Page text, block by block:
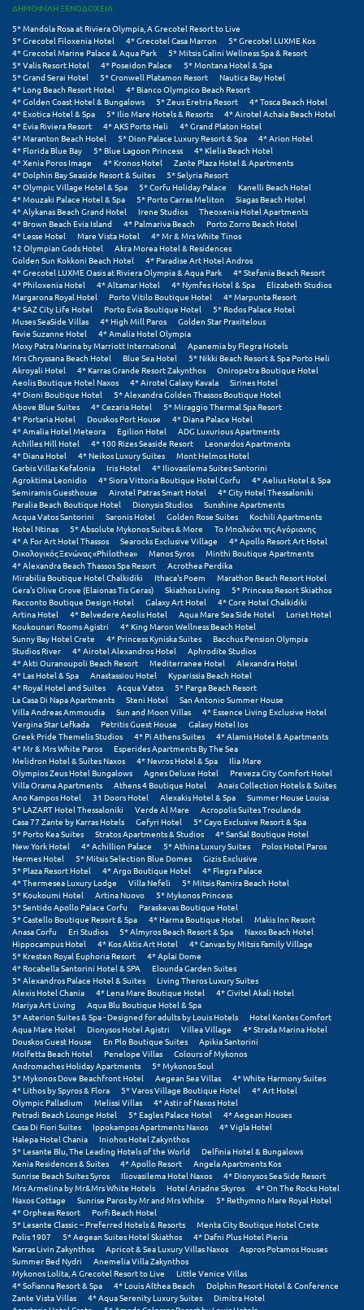
Σκόπελος
Σκύρος
Σούνιο
Σπάρτη
Σπέτσες
Σποράδες
Σύβοτα
Σύμη
Σύρος
Σχοινούσα
Τ
Τζουμέρκα
Τήνος
Τολό
Τριζόνια Φωκίδος
Τρίκαλα
Τρίκαλα Κορινθίας
Τρίπολη
Τυρός
Υ
Ύδρα
Φ
Φιλιατρά Μεσσηνίας
Φλώρινα
Φοινικούντα
Χ
Χαλκίδα
Χαλκιδική
Χανιά
Χερσόνησος
Χερσόνησος Άθως
Χίος
Χράνοι Μεσσηνίας
Ψ
Ψαθόπυργος
ΔΗΜΟΦΙΛΗ ΞΕΝΟΔΟΧΕΙΑ
5* Mandola Rosa at Riviera Olympia, A Grecotel Resort to Live
5* Grecotel Filoxenia Hotel
4* Grecotel Casa Marron
5* Grecotel LUXME Kos
4* Grecotel Marine Palace & Aqua Park
5* Mitsis Galini Wellness Spa & Resort
5* Valis Resort Hotel
4* Poseidon Palace
5* Montana Hotel & Spa
5* Grand Serai Hotel
5* Cronwell Platamon Resort
Nautica Bay Hotel
4* Long Beach Resort Hotel
4* Bianco Olympico Beach Resort
4* Golden Coast Hotel & Bungalows
5* Zeus Eretria Resort
4* Tosca Beach Hotel
4* Exotica Hotel & Spa
5* Ilio Mare Hotels & Resorts
4* Airotel Achaia Beach Hotel
4* Evia Riviera Resort
4* AKS Porto Heli
4* Grand Platon Hotel
4* Maranton Beach Hotel
5* Dion Palace Luxury Resort & Spa
4* Arion Hotel
4* Florida Blue Bay
5* Blue Lagoon Princess
4* Klelia Beach Hotel
4* Xenia Poros Image
4* Kronos Hotel
Zante Plaza Hotel & Apartments
4* Dolphin Bay Seaside Resort & Suites
5* Selyria Resort
4* Olympic Village Hotel & Spa
5* Corfu Holiday Palace
Kanelli Beach Hotel
4* Mouzaki Palace Hotel & Spa
5* Porto Carras Meliton
Siagas Beach Hotel
4* Alykanas Beach Grand Hotel
Irene Studios
Theoxenia Hotel Apartments
4* Brown Beach Evia Island
4* Palmariva Beach
Porto Zorro Beach Hotel
4* Lesse Hotel
Mare Vista Hotel
4* Mr & Mrs White Tinos
12 Olympian Gods Hotel
Akra Morea Hotel & Residences
Golden Sun Kokkoni Beach Hotel
4* Paradise Art Hotel Andros
4* Grecotel LUXME Oasis at Riviera Olympia & Aqua Park
4* Stefania Beach Resort
4* Philoxenia Hotel
4* Altamar Hotel 4* Nymfes Hotel & Spa
Elizabeth Studios
Margarona Royal Hotel
Porto Vitilo Boutique Hotel
4* Marpunta Resort
4* SAZ City Life Hotel
Porto Evia Boutique Hotel
5* Rodos Palace Hotel
Muses SeaSide Villas
4* High Mill Paros
Golden Star Praxitelous
Favie Suzanne Hotel
4* Amalia Hotel Olympia
Moxy Patra Marina by Marriott International
Apanemia by Flegra Hotels
Mrs Chryssana Beach Hotel
Blue Sea Hotel
5* Nikki Beach Resort & Spa Porto Heli
Akroyali Hotel
4* Karras Grande Resort Zakynthos
Oniropetra Boutique Hotel
Aeolis Boutique Hotel Naxos
4* Airotel Galaxy Kavala
Sirines Hotel
4* Dioni Boutique Hotel
5* Alexandra Golden Thassos Boutique Hotel
Above Blue Suites
4* Cezaria Hotel
5* Miraggio Thermal Spa Resort
4* Portaria Hotel
Douskos Port House
4* Diana Palace Hotel
4* Amalia Hotel Meteora
Egilion Hotel
ADG Luxurious Apartments
Achilles Hill Hotel
4* 100 Rizes Seaside Resort
Leonardos Apartments
4* Diana Hotel
4* Neikos Luxury Suites
Mont Helmos Hotel
Garbis Villas Kefalonia
Iris Hotel
4* Iliovasilema Suites Santorini
Agroktima Leonidio
4* Siora Vittoria Boutique Hotel Corfu
4* Aelius Hotel & Spa
Semiramis Guesthouse
Airotel Patras Smart Hotel
4* City Hotel Thessaloniki
Paralia Beach Boutique Hotel
Dionysis Studios
Sunshine Apartments
Acqua Vatos Santorini
Saronis Hotel Golden Rose Suites
Kochili Apartments
Hotel Ntinas
5* Absolute Mykonos Suites & More
Το Μπαλκόνι της Αγόριανης
4* A For Art Hotel Thassos
Searocks Exclusive Village
4* Apollo Resort Art Hotel
Οικολογικός Ξενώνας «Philothea»
Manos Syros
Minthi Boutique Apartments
4* Alexandra Beach Thassos Spa Resort
Acrothea Perdika
Mirabilia Boutique Hotel Chalkidiki
Ithaca's Poem
Marathon Beach Resort Hotel
Gera's Olive Grove (Elaionas Tis Geras)
Skiathos Living
5* Princess Resort Skiathos
Racconto Boutique Design Hotel
Galaxy Art Hotel
4* Core Hotel Chalkidiki
Artina Hotel
4* Belvedere Aeolis Hotel Aqua Mare Sea Side Hotel
Loriet Hotel
Koukounari Rooms Agistri
4* King Maron Wellness Beach Hotel
Sunny Bay Hotel Crete
4* Princess Kyniska Suites
Bacchus Pension Olympia
Studios River
4* Airotel Alexandros Hotel
Aphrodite Studios
4* Akti Ouranoupoli Beach Resort
Mediterranee Hotel
Alexandra Hotel
4* Las Hotel & Spa
Anastassiou Hotel
Kyparissia Beach Hotel
4* Royal Hotel and Suites
Acqua Vatos
5* Parga Beach Resort
La Casa Di Napa Apartments
Steni Hotel
San Antonio Summer House
Villa Andreas Ammoudia
Sun and Moon Villas
4* Essence Living Exclusive Hotel
Vergina Star Lefkada
Petritis Guest House
Galaxy Hotel Ios
Greek Pride Themelis Studios
4* Pi Athens Suites
4* Alamis Hotel & Apartments
4* Mr & Mrs White Paros
Esperides Apartments By The Sea
Melidron Hotel & Suites Naxos
4* Nevros Hotel & Spa
Ilia Mare
Olympios Zeus Hotel Bungalows
Agnes Deluxe Hotel
Preveza City Comfort Hotel
Villa Orama Apartments
Athens 4 Boutique Hotel
Anais Collection Hotels & Suites
Ano Kampos Hotel
31 Doors Hotel Alexakis Hotel & Spa
Summer House Louisa
5* LAZART Hotel Thessaloniki
Verde Al Mare
Acropolis Suites Troulanda
Casa 77 Zante by Karras Hotels
Gefyri Hotel
5* Cayo Exclusive Resort & Spa
5* Porto Kea Suites
Stratos Apartments & Studios
4* SanSal Boutique Hotel
New York Hotel
4* Achillion Palace 5* Athina Luxury Suites
Polos Hotel Paros
Hermes Hotel
5* Mitsis Selection Blue Domes
Gizis Exclusive
5* Plaza Resort Hotel
4* Argo Boutique Hotel
4* Flegra Palace
4* Thermesea Luxury Lodge
Villa Nefeli
5* Mitsis Ramira Beach Hotel
5* Koukoumi Hotel
Artina Nuovo
5* Mykonos Princess
5* Sentido Apollo Palace Corfu
Paraskevas Boutique Hotel
5* Castello Boutique Resort & Spa
4* Harma Boutique Hotel
Makis Inn Resort
Anasa Corfu
Eri Studios 5* Almyros Beach Resort & Spa
Naxos Beach Hotel
Hippocampus Hotel
4* Kos Aktis Art Hotel
4* Canvas by Mitsis Family Village
5* Kresten Royal Euphoria Resort
4* Aplai Dome
4* Rocabella Santorini Hotel & SPA
Elounda Garden Suites
5* Alexandros Palace Hotel & Suites
Living Theros Luxury Suites
Alexis Hotel Chania
4* Lena Mare Boutique Hotel
4* Civitel Akali Hotel
Mariya Art Living
Aqua Blu Boutique Hotel & Spa
5* Asterion Suites & Spa - Designed for adults by Louis Hotels
Hotel Kontes Comfort
Aqua Mare Hotel
Dionysos Hotel Agistri Villea Village
4* Strada Marina Hotel
Douskos Guest House
En Plo Boutique Suites
Apikia Santorini
Molfetta Beach Hotel
Penelope Villas
Colours of Mykonos
Andromaches Holiday Apartments
5* Mykonos Soul
5* Mykonos Dove Beachfront Hotel
Aegean Sea Villas
4* White Harmony Suites
4* Lithos by Spyros & Flora
5* Varos Village Boutique Hotel
4* Art Hotel
Olympic Palladium
Melissi Villas
4* Astir of Naxos Hotel
Petradi Beach Lounge Hotel
5* Eagles Palace Hotel
4* Aegean Houses
Casa Di Fiori Suites
Ippokampos Apartments Naxos
4* Vigla Hotel
Halepa Hotel Chania
Iniohos Hotel Zakynthos
5* Lesante Blu, The Leading Hotels of the World
Delfinia Hotel & Bungalows
Xenia Residences & Suites
4* Apollo Resort
Angela Apartments Kos
Sunrise Beach Suites Syros
Iliovasilema Hotel Naxos
4* Dionysos Sea Side Resort
Mrs Armelina by Mr&Mrs White Hotels
Hotel Ariadne Skyros
4* On The Rocks Hotel
Naxos Cottage
Sunrise Paros by Mr and Mrs White
5* Rethymno Mare Royal Hotel
4* Orpheas Resort
Porfi Beach Hotel
5* Lesante Classic – Preferred Hotels & Resorts
Menta City Boutique Hotel Crete
Polis 1907
5* Aegean Suites Hotel Skiathos
4* Dafni Plus Hotel Pieria
Karras Livin Zakynthos
Apricot & Sea Luxury Villas Naxos
Aspros Potamos Houses
Summer Bed Nydri
Anemelia Villa Zakynthos
Mykonos Lolita, A Grecotel Resort to Live
Little Venice Villas
4* Sofianna Resort & Spa
4* Louis Althea Beach
Dolphin Resort Hotel & Conference
Zante Vista Villas
4* Aqua Serenity Luxury Suites
Dimitra Hotel